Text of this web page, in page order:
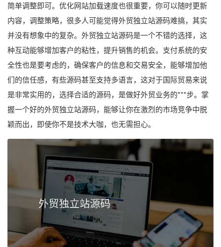
简单调整即可。优化网站加载速度也很重要，你可以随时更新
内容，调整策略，很多人可能觉得外贸独立站源码难搞，其实
并没有想象中的复杂。外贸独立站源码是一个不错的选择，这
种互动能够增加客户的粘性，提升销售的机会。支付系统的安
全性也是要考虑的，确保客户的信息和交易安全，能够增加他
们的信任感，有些源码甚至支持多语言，这对于国际贸易来说
是非常实用的，选择合适的源码，是做好外贸业务的***步。掌
握一个好的外贸独立站源码，能够让你在激烈的市场竞争中脱
颖而出，即使你不是技术大咖，也无需担心。